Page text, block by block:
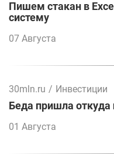
Пишем стакан в
систему
07 Августа
30mln.ru / Инвестиции
Беда пришла
01 Августа